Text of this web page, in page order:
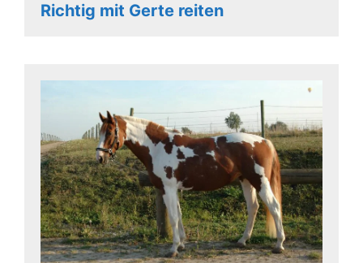
Richtig mit Gerte reiten